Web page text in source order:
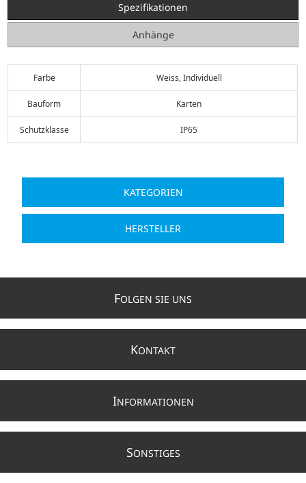
Spezifikationen
Anhänge
Farbe Weiss, Individuell
Bauform Karten
Schutzklasse IP65
KATEGORIEN
HERSTELLER
FOLGEN SIE UNS
KONTAKT
INFORMATIONEN
SONSTIGES